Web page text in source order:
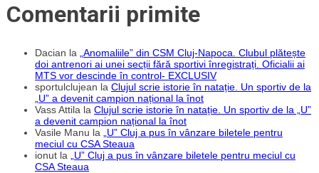
Comentarii primite
Dacian la
„Anomaliile” din CSM Cluj-Napoca. Clubul plătește
doi antrenori ai unei secții fără sportivi înregistrați. Oficialii ai
MTS vor descinde în control- EXCLUSIV
sportulclujean la Clujul scrie istorie în natație. Un sportiv de la
„U” a devenit campion național la înot
Vass Attila la Clujul scrie istorie în natație. Un sportiv de la „U”
a devenit campion național la înot
Vasile Manu la
„U” Cluj a pus în vânzare biletele pentru
meciul cu CSA Steaua
ionut la
„U” Cluj a pus în vânzare biletele pentru meciul cu
CSA Steaua